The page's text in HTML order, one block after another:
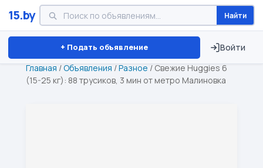
15.by Найти
+ Подать объявление Войти
Минск Витебск Брест ⏱ ТОЛЬКО 15 ДНЕЙ
Главная /Объявления /Разное / Свежие Huggies 6
(15-25 кг): 88 трусиков, 3 мин от метро Малиновка